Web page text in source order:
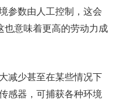
参数由人工控制，这会
也意味着更高的劳动力成
减少甚至在某些情况下
感器，可捕获各种环境